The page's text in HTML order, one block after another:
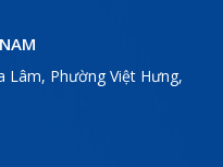
Lâm, Phường Việt Hưng,